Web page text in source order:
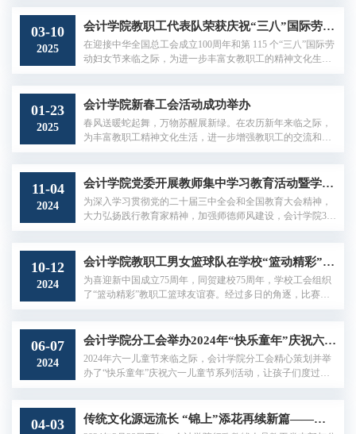
出显著进步。比赛现场1比赛现场2会计学院始终坚持"健康会
院"的建设理念，将体育育人作为人才培养和学院文化建设的
重要抓手。学院教职工率先垂范，积极参与各类体育赛事，
近年来在学校军事定向越野比赛、...
03-10
2025
会计学院教职工代表队荣获庆祝“三八”国际劳动妇女节“接”伴同行趣味接力比赛学院南路校区第一名
在迎接中华全国总工会成立100周年和第 115 个“三八”国际劳
动妇女节来临之际，为进一步丰富女教职工的精神文化生
展“接”伴同行趣味接力比赛，会计学院由林雯、王佳琪、李
娅妮、宋惠琦、宋蕾、孟佳尧六位老师组成的队伍荣获学院
南路校区第一名。会计学院高度重视体育在人才培养、学院
文化建设中的重要作用，确立了打...
01-23
2025
会计学院新春工会活动成功举办
春风送暖蛇起舞，万物苏醒展新绿。在农历新年来临之际，
为丰富教职工精神文化生活，进一步增强教职工的交流和友
力支持。首先，学院党委书记、分工会主席刘俊勇致辞，他
对大家一年的辛苦付出致以衷心的感谢，对大家取得的成绩
表示祝贺，并预祝活动圆满成功。学院党委书记、分工会主
席刘俊勇致辞接下来，活动进入丰富...
11-04
2024
会计学院党委开展教师集中学习教育活动暨学院分工会健步走活动
为深入学习贯彻党的二十届三中全会和全国教育大会精神，
大力弘扬践行教育家精神，加强师德师风建设，会计学院30
走活动。 “一二·九”运动是在中国共产党的领导下，由北平
学联组织发动的一次大规模的抗日爱国运动，它极大地促进
了中华民族的觉醒，广泛发动了人民群众，标志着中国人民
抗日救国运动新高潮的到来。...
10-12
2024
会计学院教职工男女篮球队在学校“篮动精彩”教职工篮球友谊赛中喜获佳绩
为喜迎新中国成立75周年，同贺建校75周年，学校工会组织
了“篮动精彩”教职工篮球友谊赛。经过多日的角逐，比赛于1
们秉承“友谊第一，比赛第二”的体育精神，奋力拼搏、积极
配合。队员们的精彩表现不仅赢得了观众的阵阵掌声，也体
现了会计学院教职工的健康活力和团队协作精神。 女子投篮
比赛 男子3V3篮球比赛通过此...
06-07
2024
会计学院分工会举办2024年“快乐童年”庆祝六一儿童节系列活动
2024年六一儿童节来临之际，会计学院分工会精心策划并举
办了“快乐童年”庆祝六一儿童节系列活动，让孩子们度过了
子女参加。学院党委副书记王伟参加并讲话，他代表学院欢
迎大家的到来，感谢教职工为学院发展做出的贡献，祝福孩
04-03 传统文化源远流长 “锦上”添花再续新篇——会计学院行政教辅人员教工党支部与分工会联合开展八段锦活动